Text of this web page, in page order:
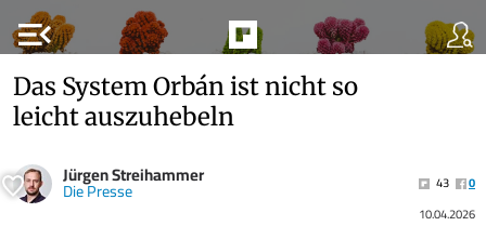
menu_open
Das System Orbán ist nicht so
leicht auszuhebeln
Jürgen Streihammer
Die Presse 43
0
10.04.2026